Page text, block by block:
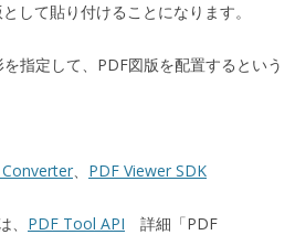
して貼り付けることになります。
指定して、PDF図版を配置するという
、 PDF Viewer SDK
PDF Tool API 詳細「PDF